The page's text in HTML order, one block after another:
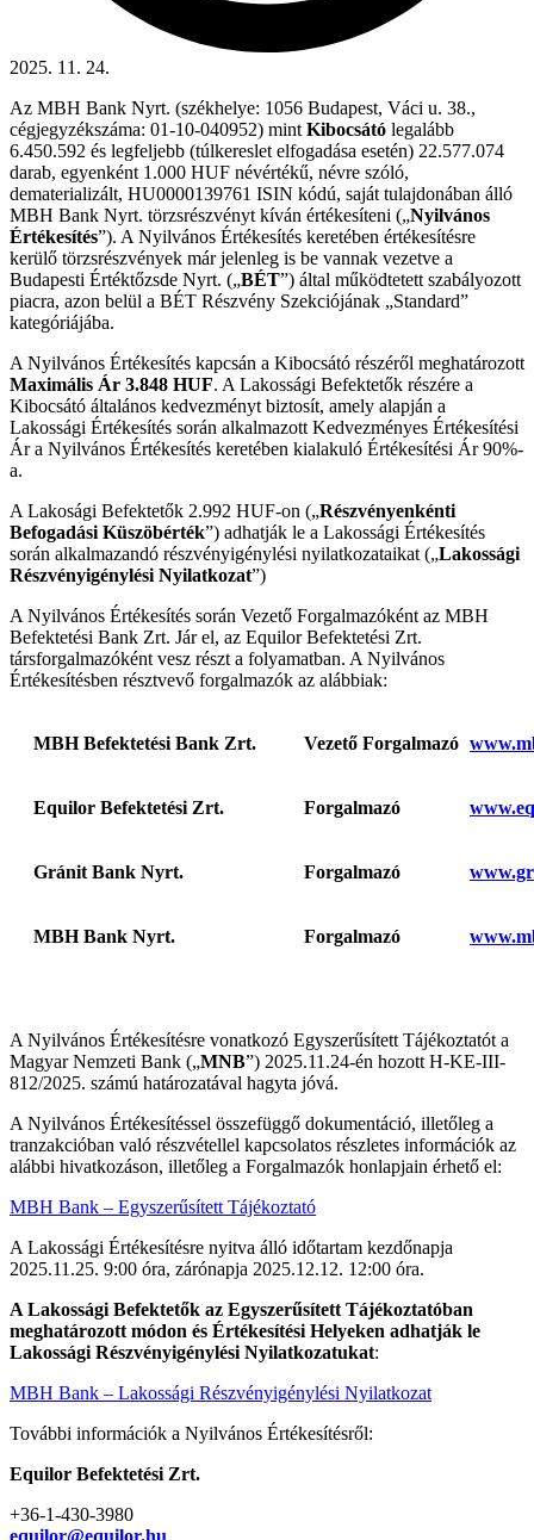
2025. 11. 24.
Az MBH Bank Nyrt. (székhelye: 1056 Budapest, Váci u. 38.,
cégjegyzékszáma: 01-10-040952) mintKibocsátó legalább
6.450.592 és legfeljebb (túlkereslet elfogadása esetén) 22.577.074
darab, egyenként 1.000 HUF névértékű, névre szóló,
dematerializált, HU0000139761 ISIN kódú, saját tulajdonában álló
MBH Bank Nyrt. törzsrészvényt kíván értékesíteni („Nyilvános
Értékesítés”). A Nyilvános Értékesítés keretében értékesítésre
kerülő törzsrészvények már jelenleg is be vannak vezetve a
Budapesti Értéktőzsde Nyrt. („BÉT”) által működtetett szabályozott
piacra, azon belül a BÉT Részvény Szekciójának „Standard”
kategóriájába.
A Nyilvános Értékesítés kapcsán a Kibocsátó részéről meghatározott
Maximális Ár 3.848 HUF. A Lakossági Befektetők részére a
Kibocsátó általános kedvezményt biztosít, amely alapján a
Lakossági Értékesítés során alkalmazott Kedvezményes Értékesítési
Ár a Nyilvános Értékesítés keretében kialakuló Értékesítési Ár 90%-
a.
A Lakosági Befektetők 2.992 HUF-on („Részvényenkénti
Befogadási Küszöbérték”) adhatják le a Lakossági Értékesítés
során alkalmazandó részvényigénylési nyilatkozataikat („Lakossági
Részvényigénylési Nyilatkozat”)
A Nyilvános Értékesítés során Vezető Forgalmazóként az MBH
Befektetési Bank Zrt. Jár el, az Equilor Befektetési Zrt.
társforgalmazóként vesz részt a folyamatban. A Nyilvános
Értékesítésben résztvevő forgalmazók az alábbiak:
MBH Befektetési Bank Zrt. Vezető Forgalmazó
Equilor Befektetési Zrt. Forgalmazó
Gránit Bank Nyrt. Forgalmazó
MBH Bank Nyrt. Forgalmazó
A Nyilvános Értékesítésre vonatkozó Egyszerűsített Tájékoztatót a
Magyar Nemzeti Bank („MNB”) 2025.11.24-én hozott H-KE-III-
812/2025. számú határozatával hagyta jóvá.
A Nyilvános Értékesítéssel összefüggő dokumentáció, illetőleg a
tranzakcióban való részvétellel kapcsolatos részletes információk az
alábbi hivatkozáson, illetőleg a Forgalmazók honlapjain érhető el:
MBH Bank – Egyszerűsített Tájékoztató
A Lakossági Értékesítésre nyitva álló időtartam kezdőnapja
2025.11.25. 9:00 óra, zárónapja 2025.12.12. 12:00 óra.
A Lakossági Befektetők az Egyszerűsített Tájékoztatóban
meghatározott módon és Értékesítési Helyeken adhatják le
Lakossági Részvényigénylési Nyilatkozatukat:
MBH Bank – Lakossági Részvényigénylési Nyilatkozat
További információk a Nyilvános Értékesítésről:
Equilor Befektetési Zrt.
+36-1-430-3980